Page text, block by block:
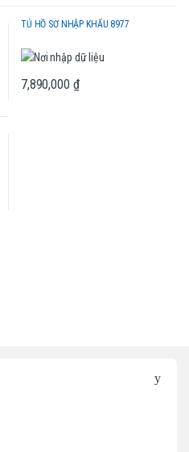
TỦ HỒ SƠ NHẬP KHẨU 8977
7,890,000 ₫